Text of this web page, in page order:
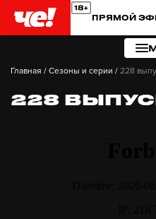
ПРЯМОЙ
Главная / Сезоны и серии / 228
228